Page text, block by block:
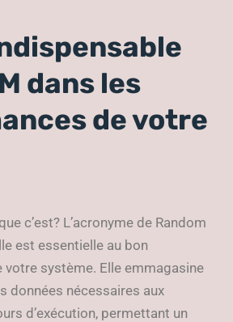
dans les
de votre
c’est? L’acronyme de Random
est essentielle au bon
système. Elle emmagasine
données nécessaires aux
d’exécution, permettant un